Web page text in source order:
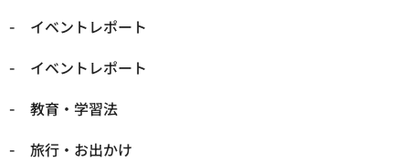
​イベントレポート
​イベントレポート
​教育・学習法
​旅行・お出かけ